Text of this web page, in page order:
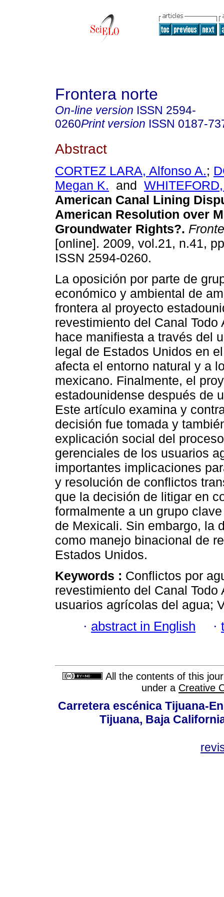
Frontera norte
On-line version ISSN 2594-
0260Print version ISSN 0187-
Abstract
CORTEZ LARA, Alfonso A.;
Megan K. and
American Canal Lining
American Resolution over
Groundwater Rights?.
[online]. 2009, vol.21, n.41,
ISSN 2594-0260.
La oposición por parte de
económico y ambiental de
frontera al proyecto
revestimiento del Canal Todo
hace manifiesta a través del
legal de Estados Unidos en
afecta el entorno natural y a
mexicano. Finalmente, el
estadounidense después de
Este artículo examina y
decisión fue tomada y
explicación social del
gerenciales de los usuarios
importantes implicaciones
y resolución de conflictos
que la decisión de litigar en
formalmente a un grupo
de Mexicali. Sin embargo, la
como manejo binacional de
Estados Unidos.
Keywords : Conflictos por
revestimiento del Canal
usuarios agrícolas del agua;
· abstract in English ·
All the contents of this
under a Creative
Carretera escénica Tijuana-
Tijuana, Baja